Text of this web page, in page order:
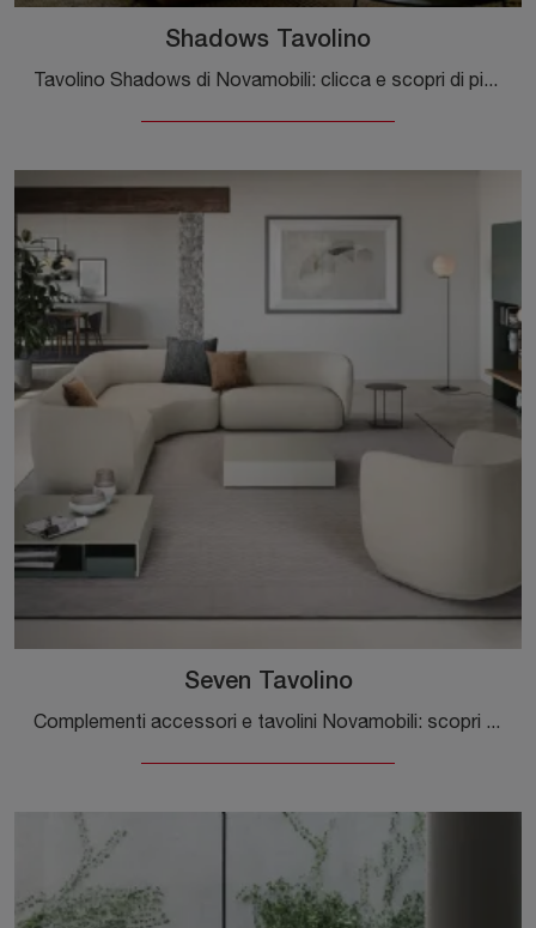
Shadows Tavolino
Tavolino Shadows di Novamobili: clicca e scopri di più sui Complementi e tavolini moderni in legno del noto e rinomato brand!
Seven Tavolino
Complementi accessori e tavolini Novamobili: scopri come arricchire i tuoi interni moderni con il modello Seven Tavolino.